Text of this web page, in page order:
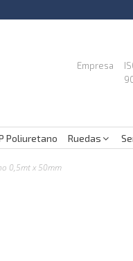
Empresa
Poliuretano Ruedas
0,5mt x 50mm